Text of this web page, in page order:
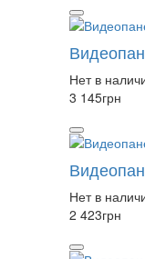
Нет в
3 145грн
Нет в
2 423грн